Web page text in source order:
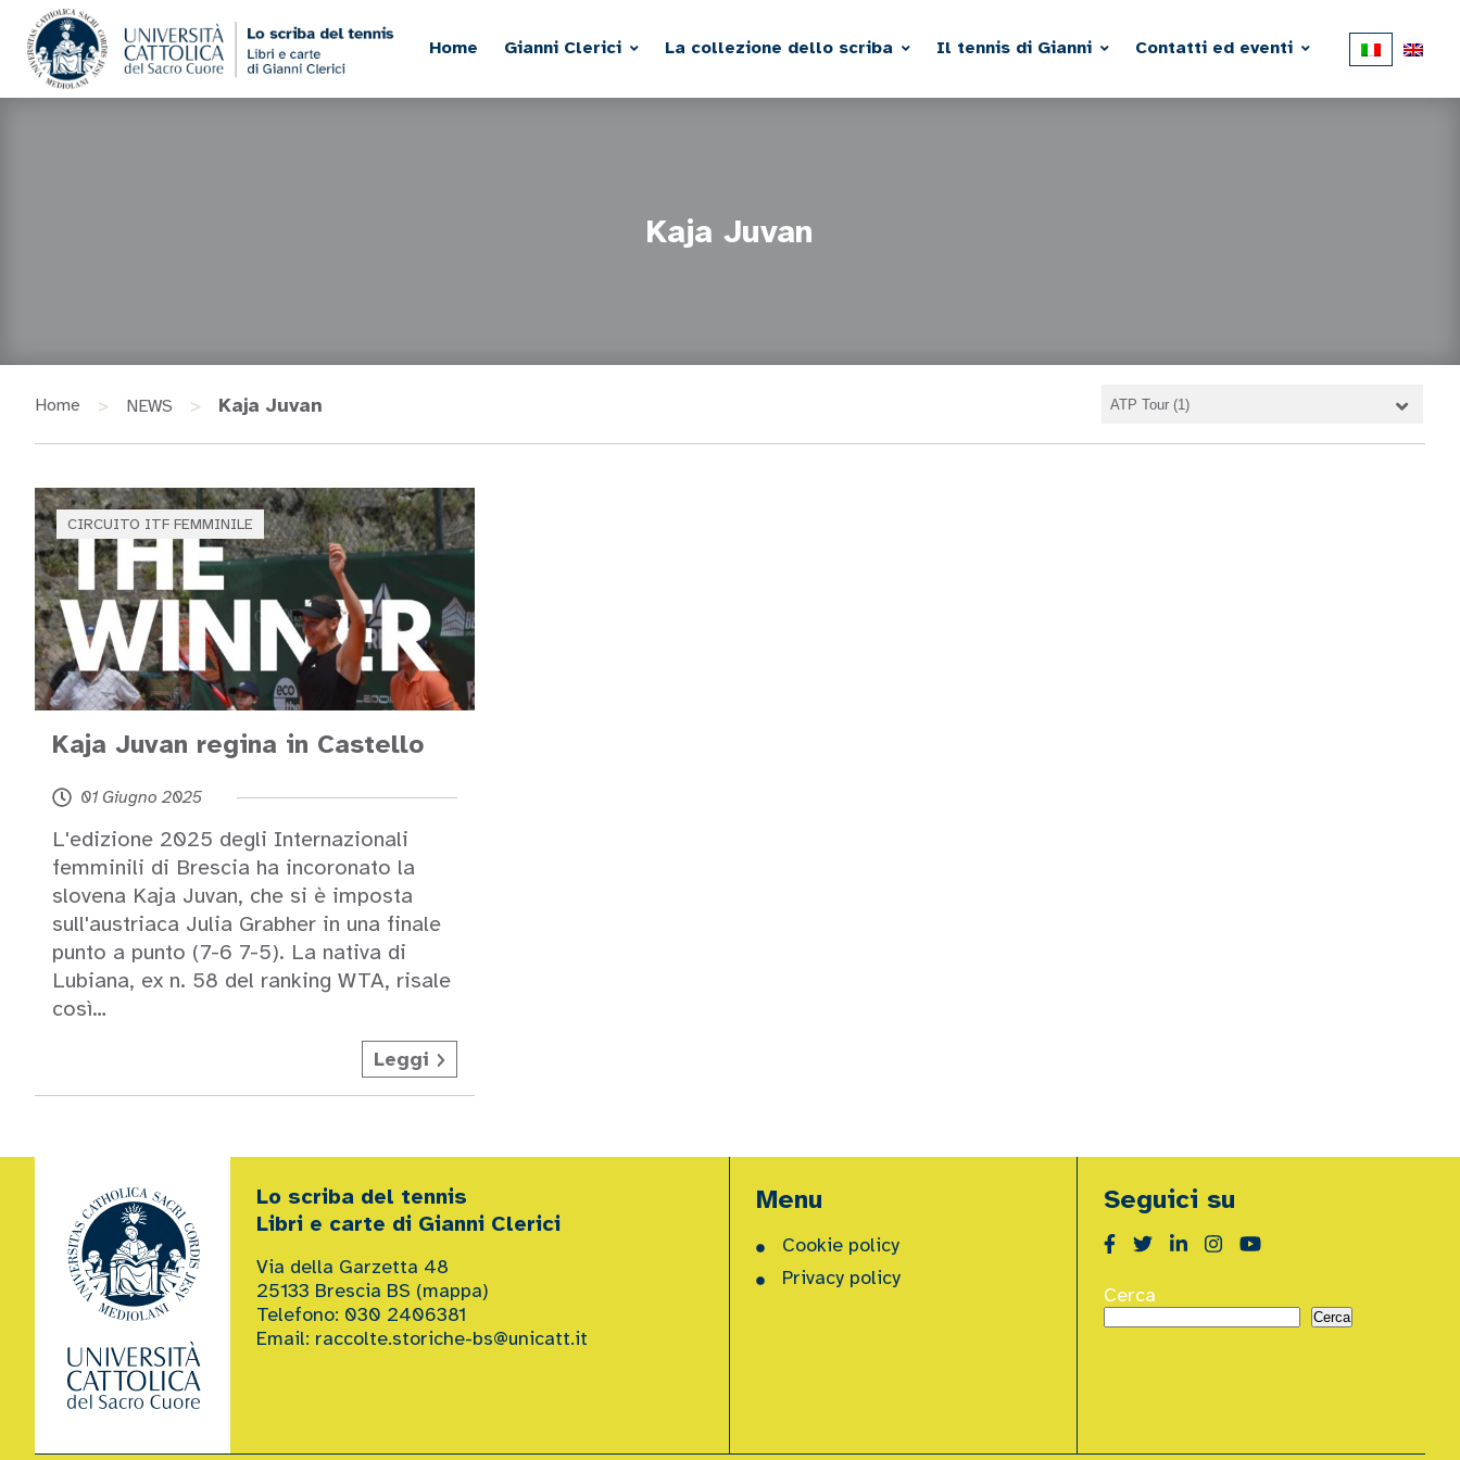
Home Gianni Clerici La collezione dello scriba Il tennis di Gianni Contatti ed eventi
Kaja Juvan
Home > NEWS > Kaja Juvan
CIRCUITO ITF FEMMINILE
Kaja Juvan regina in Castello
01 Giugno 2025
L'edizione 2025 degli Internazionali
femminili di Brescia ha incoronato la
slovena Kaja Juvan, che si è imposta
sull'austriaca Julia Grabher in una finale
punto a punto (7-6 7-5). La nativa di
Lubiana, ex n. 58 del ranking WTA, risale
così…
Leggi
Lo scriba del tennis
Libri e carte di Gianni Clerici
Via della Garzetta 48
25133 Brescia BS (mappa)
Telefono: 030 2406381
Email: raccolte.storiche-bs@unicatt.it
Menu
Cookie policy
Privacy policy
Seguici su
Cerca
Cerca